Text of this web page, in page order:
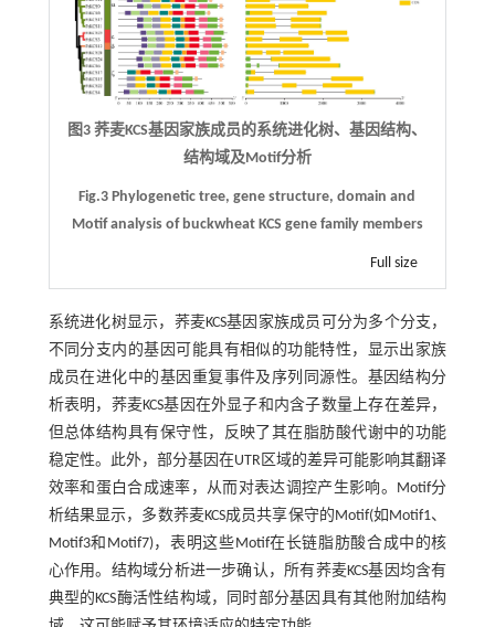
图3 荞麦KCS基因家族成员的系统进化树、基因结构、
结构域及Motif分析
Fig.3 Phylogenetic tree, gene structure, domain and
Motif analysis of buckwheat KCS gene family members
Full size
系统进化树显示，荞麦KCS基因家族成员可分为多个分支，
不同分支内的基因可能具有相似的功能特性，显示出家族
成员在进化中的基因重复事件及序列同源性。基因结构分
析表明，荞麦KCS基因在外显子和内含子数量上存在差异，
但总体结构具有保守性，反映了其在脂肪酸代谢中的功能
稳定性。此外，部分基因在UTR区域的差异可能影响其翻译
效率和蛋白合成速率，从而对表达调控产生影响。Motif分
析结果显示，多数荞麦KCS成员共享保守的Motif(如Motif1、
Motif3和Motif7)，表明这些Motif在长链脂肪酸合成中的核
心作用。结构域分析进一步确认，所有荞麦KCS基因均含有
典型的KCS酶活性结构域，同时部分基因具有其他附加结构